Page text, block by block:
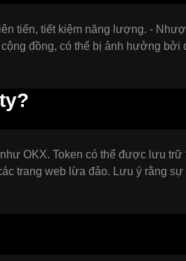
tiến, tiết kiệm năng lượng. -
đồng, có thể bị ảnh hưởng bởi
OKX. Token có thể được lưu trữ
trang web lừa đảo. Lưu ý rằng sự